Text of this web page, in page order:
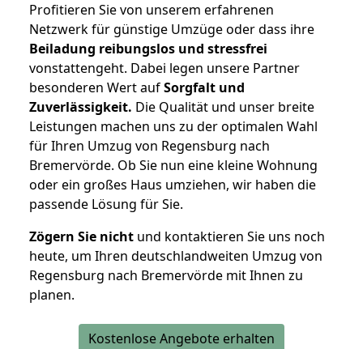
Profitieren Sie von unserem erfahrenen
Netzwerk für günstige Umzüge oder dass ihre
Beiladung reibungslos und stressfrei
vonstattengeht. Dabei legen unsere Partner
besonderen Wert aufSorgfalt und
Zuverlässigkeit. Die Qualität und unser breite
Leistungen machen uns zu der optimalen Wahl
für Ihren Umzug von Regensburg nach
Bremervörde. Ob Sie nun eine kleine Wohnung
oder ein großes Haus umziehen, wir haben die
passende Lösung für Sie.
Zögern Sie nicht und kontaktieren Sie uns noch
heute, um Ihren deutschlandweiten Umzug von
Regensburg nach Bremervörde mit Ihnen zu
planen.
Kostenlose Angebote erhalten